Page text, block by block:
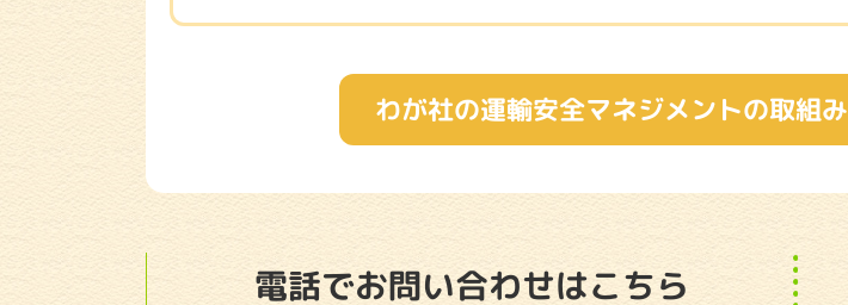
わが社の運輸安全マネジメントの取組み
電話でお問い合わせはこちら